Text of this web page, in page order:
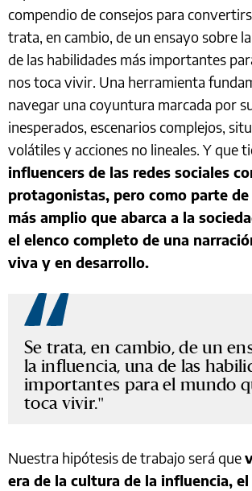
compendio de consejos para
trata, en cambio, de un ensayo sobre
de las habilidades más importantes
nos toca vivir. Una herramienta
navegar una coyuntura marcada por
inesperados, escenarios complejos,
volátiles y acciones no lineales. Y que
influencers de las redes sociales
protagonistas, pero como parte
más amplio que abarca a la
el elenco completo de una
viva y en desarrollo.
Se trata, en cambio, de un
la influencia, una de las
importantes para el mundo
toca vivir.
Nuestra hipótesis de trabajo será que
era de la cultura de la influencia,